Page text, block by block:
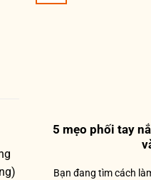
5 mẹo phối tay
Bạn đang tìm cách